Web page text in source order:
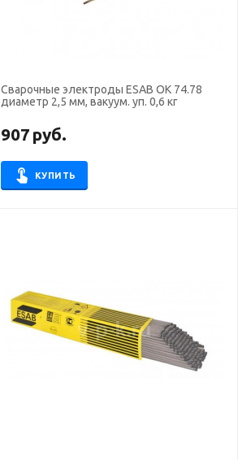
Сварочные электроды ESAB OK 74.78
диаметр 2,5 мм, вакуум. уп. 0,6 кг
907 руб.
КУПИТЬ